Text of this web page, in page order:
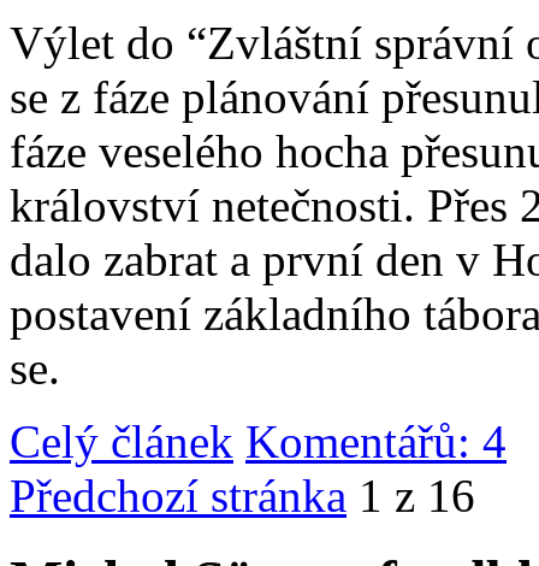
Výlet do “Zvláštní správní
se z fáze plánování
fáze veselého hocha
království netečnosti. Přes
dalo zabrat a první den v
postavení základního
se.
Celý článek Komentářů: 4
Předchozí stránka 1 z 16